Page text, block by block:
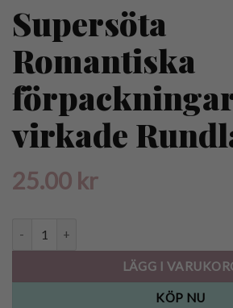
Supersöta
Romantiska
virkade
25.00 kr
LÄGG I
KÖP NU